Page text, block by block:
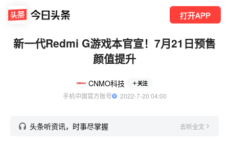
打开APP
新一代Redmi G游戏本官宣！7月21日预售
颜值提升
CNMO科技 关注
手机中国官方账号
  2022-7-20 04:00
头条听资讯，时事尽掌握 去听全文